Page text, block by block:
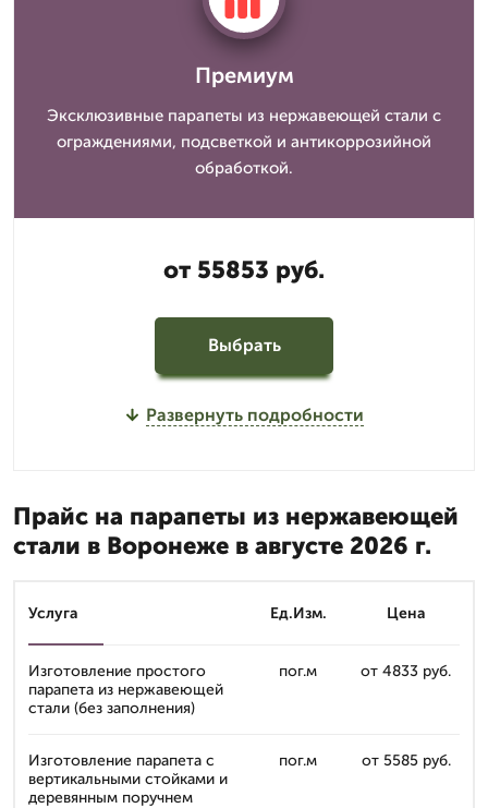
Премиум
Эксклюзивные парапеты из нержавеющей стали с
ограждениями, подсветкой и антикоррозийной
обработкой.
от 55853 руб.
Выбрать
Развернуть подробности
Прайс на парапеты из нержавеющей
стали в Воронеже в августе 2026 г.
Услуга Ед.Изм. Цена
Изготовление простого
парапета из нержавеющей
стали (без заполнения)
пог.м от 4833 руб.
Изготовление парапета с
вертикальными стойками и
деревянным поручнем
пог.м от 5585 руб.